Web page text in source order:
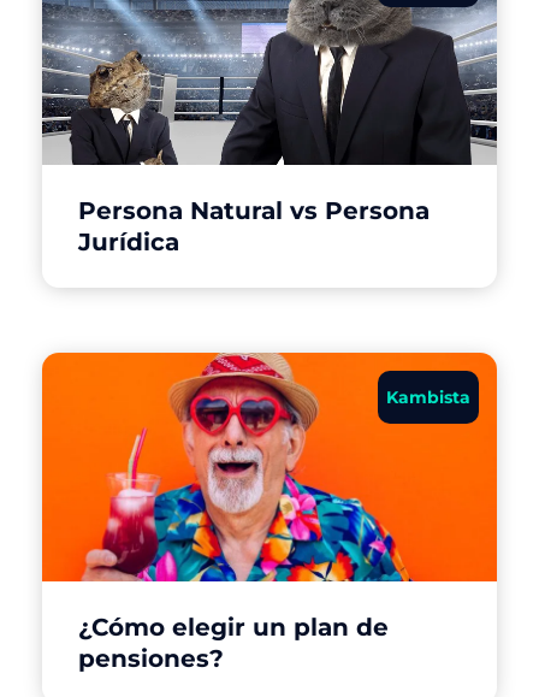
Persona Natural vs Persona
Jurídica
Kambista
¿Cómo elegir un plan de
pensiones?